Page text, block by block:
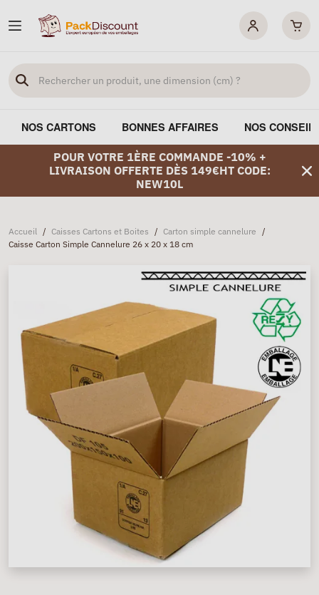
NOS CARTONS BONNES AFFAIRES NOS
POUR VOTRE 1ÈRE COMMANDE -10% +
LIVRAISON OFFERTE DÈS 149€HT CODE:
NEW10L
Accueil / Caisses Cartons et Boites / Carton simple cannelure /
Caisse Carton Simple Cannelure 26 x 20 x 18 cm